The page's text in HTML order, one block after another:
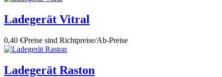
Ladegerät Vitral
0,40 €Preise sind Richtpreise/Ab-Preise
Ladegerät Raston